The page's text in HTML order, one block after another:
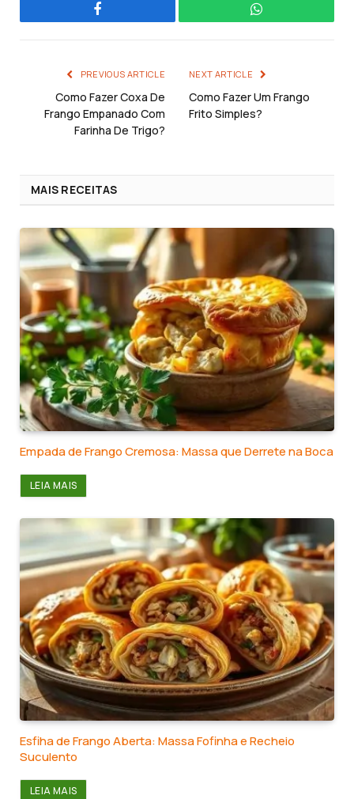
Facebook WhatsApp
PREVIOUS ARTICLE
Como Fazer Coxa De
Frango Empanado Com
Farinha De Trigo?
NEXT ARTICLE
Como Fazer Um Frango
Frito Simples?
MAIS RECEITAS
Empada de Frango Cremosa: Massa que Derrete na Boca
LEIA MAIS
Esfiha de Frango Aberta: Massa Fofinha e Recheio
Suculento
LEIA MAIS